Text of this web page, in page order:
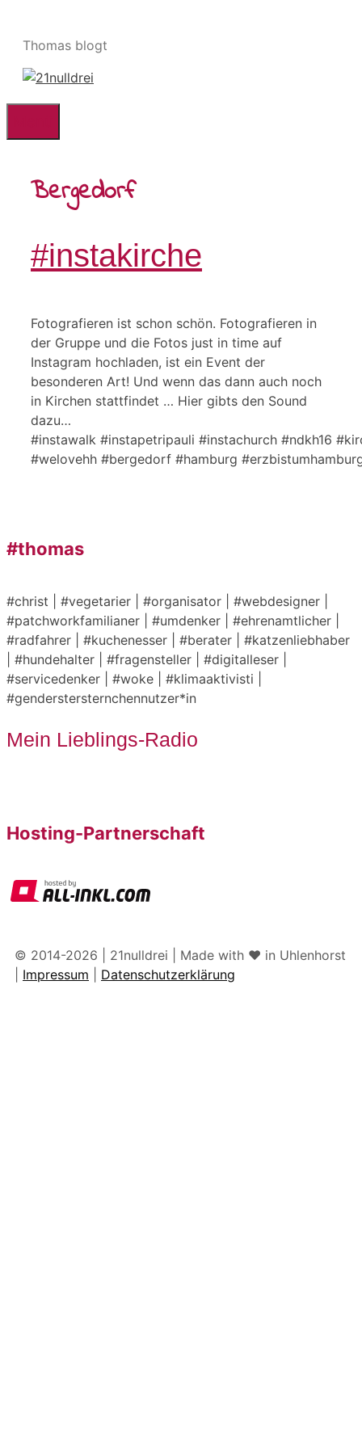
springen
Thomas blogt
Bergedorf
#instakirche
Fotografieren ist schon schön. Fotografieren in
der Gruppe und die Fotos just in time auf
Instagram hochladen, ist ein Event der
besonderen Art! Und wenn das dann auch noch
in Kirchen stattfindet … Hier gibts den Sound
dazu…
#instawalk #instapetripauli #instachurch #ndkh16
#welovehh #bergedorf #hamburg
#thomas
#christ | #vegetarier | #organisator | #webdesigner |
#patchworkfamilianer | #umdenker | #ehrenamtlicher |
#radfahrer | #kuchenesser | #berater | #katzenliebhaber
| #hundehalter | #fragensteller | #digitalleser |
#servicedenker | #woke | #klimaaktivisti |
#genderstersternchennutzer*in
Mein Lieblings-Radio
Hosting-Partnerschaft
© 2014-2026 | 21nulldrei | Made with ♥️ in Uhlenhorst
Impressum Datenschutzerklärung